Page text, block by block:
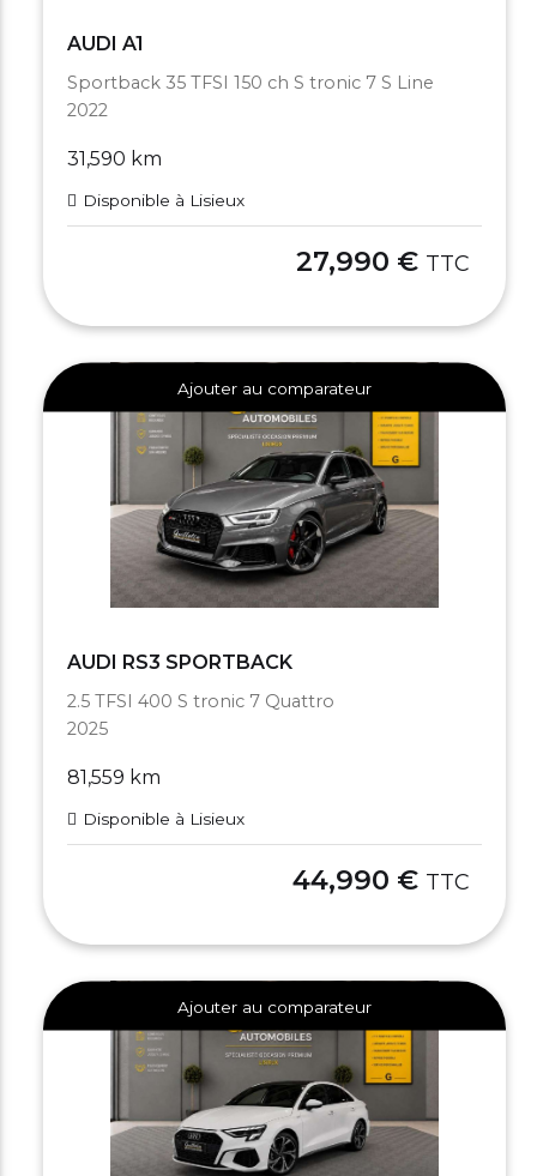
AUDI A1
Sportback 35 TFSI 150 ch S tronic 7 S Line
2022
31,590 km
Disponible à Lisieux
27,990 € TTC
Ajouter au comparateur
AUDI RS3 SPORTBACK
2.5 TFSI 400 S tronic 7 Quattro
2025
81,559 km
Disponible à Lisieux
44,990 € TTC
Ajouter au comparateur